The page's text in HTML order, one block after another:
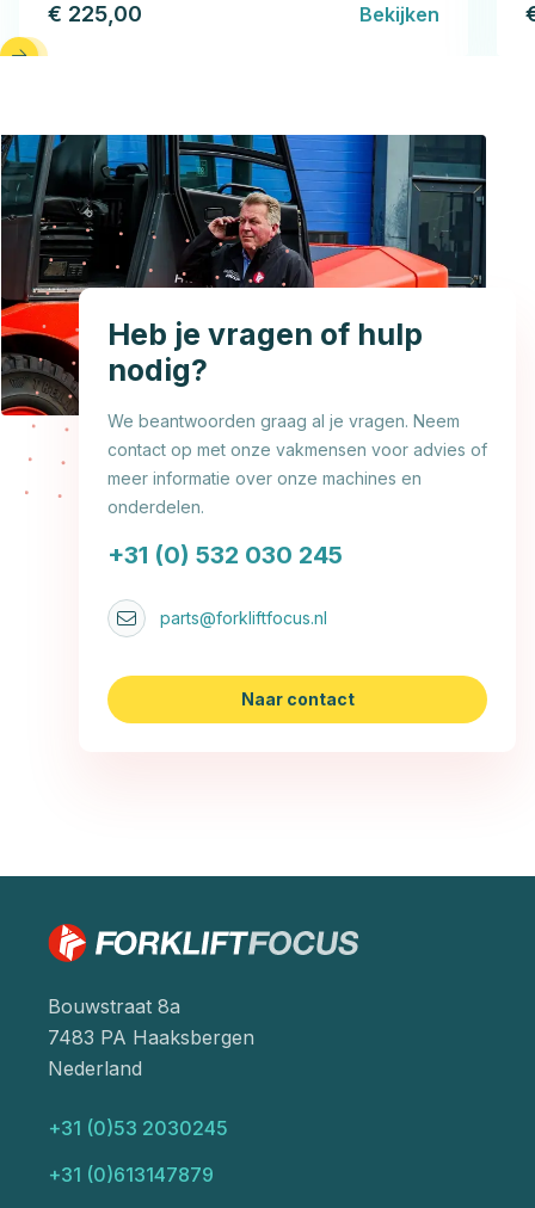
€ 225,00 Bekijken
Heb je vragen of hulp
nodig?
We beantwoorden graag al je vragen. Neem
contact op met onze vakmensen voor advies of
meer informatie over onze machines en
onderdelen.
+31 (0) 532 030 245
parts@forkliftfocus.nl
Naar contact
Bouwstraat 8a
7483 PA Haaksbergen
Nederland
+31 (0)53 2030245
+31 (0)613147879